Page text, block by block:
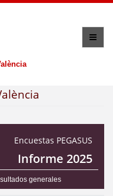
Encuestas PEGASUS
Informe 2025
generales